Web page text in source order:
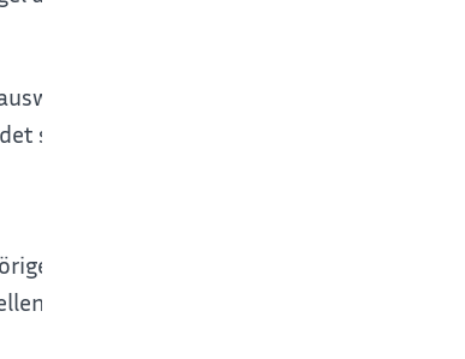
zuständig, in deren Bezirk
sind.
mit Hauptwohnung im Ausland
in deren Bezirk sie sich gewöhnlich